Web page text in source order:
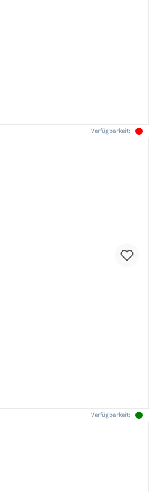
Verfügbarkeit:
Verfügbarkeit: